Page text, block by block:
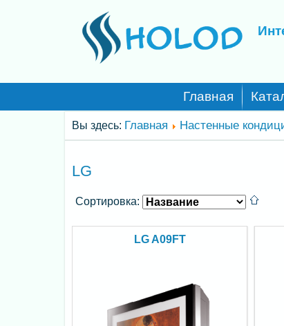
Главная
Вы здесь: Главная Настенные
LG
Сортировка:
LG A09FT